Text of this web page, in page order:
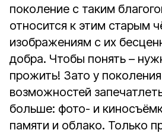
поколение с таким
относится к этим старым
изображениям с их
добра. Чтобы понять –
прожить! Зато у поколения
возможностей
больше: фото- и
памяти и облако. Только